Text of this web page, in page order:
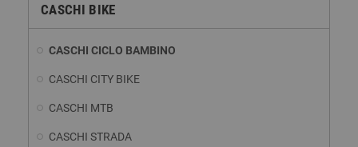
CASCHI BIKE
CASCHI CICLO BAMBINO
CASCHI CITY BIKE
CASCHI MTB
CASCHI STRADA